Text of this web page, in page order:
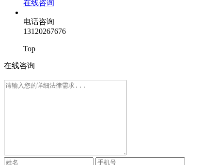
在线咨询
电话咨询
13120267676
Top
在线咨询